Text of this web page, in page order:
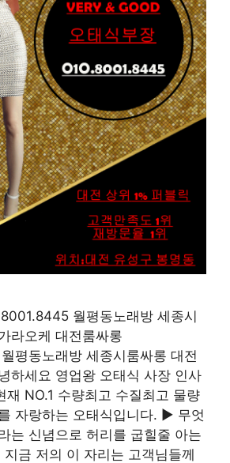
월평동노래방 세종시
라오케 대전룸싸롱
평동노래방 세종시룸싸롱 대전
하세요 영업왕 오태식 사장 인사
NO.1 수량최고 수질최고 물량
자랑하는 오태식입니다. ▶ 무엇
는 신념으로 허리를 굽힐줄 아는
금 저의 이 자리는 고객님들께